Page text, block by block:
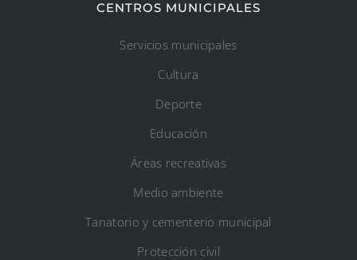
CENTROS MUNICIPALES
Servicios municipales
Cultura
Deporte
Educación
Áreas recreativas
Medio ambiente
Tanatorio y cementerio municipal
Protección civil